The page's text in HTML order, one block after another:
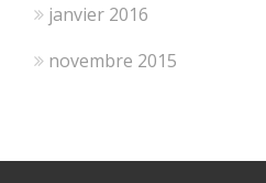
janvier 2016
novembre 2015